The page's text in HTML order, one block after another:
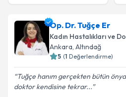
Op. Dr. Tuğçe Er
Kadın Hastalıkları ve
Ankara, Altındağ
5 (1 Değerlendirme)
Tuğçe hanım gerçekten bütün
doktor kendisine tekrar...